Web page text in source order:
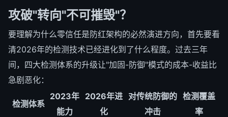
攻破"转向"不可摧毁"？
要理解为什么零信任是防红架构的必然演进方向，首先要看
清2026年的检测技术已经进化到了什么程度。过去三年
间，四大检测体系的升级让"加固-防御"模式的成本-收益比
急剧恶化：
检测体系
2023年
能力
2026年进
化
对传统防御的
冲击
检测覆盖
率